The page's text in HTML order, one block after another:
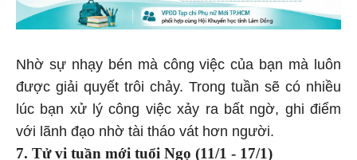
Nhờ sự nhạy bén mà công việc của bạn mà luôn
được giải quyết trôi chảy. Trong tuần sẽ có nhiều
lúc bạn xử lý công việc xảy ra bất ngờ, ghi điểm
với lãnh đạo nhờ tài tháo vát hơn người.
7. Tử vi tuần mới tuổi Ngọ (11/1 - 17/1)